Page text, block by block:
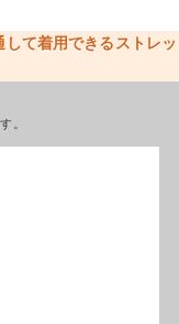
て着用できるストレッ
。